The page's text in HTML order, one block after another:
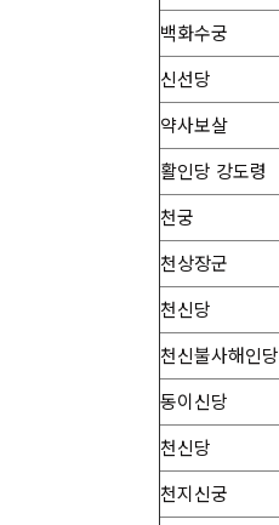
백화수궁
신선당
약사보살
활인당 강도령
천궁
천상장군
천신당
천신불사해인당
동이신당
천신당
천지신궁